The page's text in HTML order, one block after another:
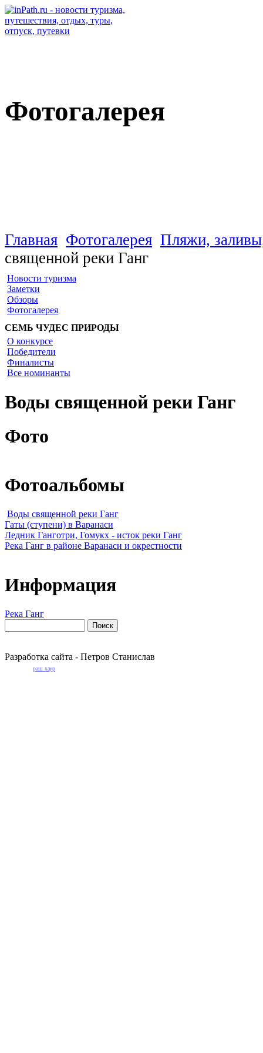
Фотогалерея
Главная Фотогалерея Пляжи,
священной реки Ганг
Новости туризма
Заметки
Обзоры
Фотогалерея
СЕМЬ ЧУДЕС ПРИРОДЫ
О конкурсе
Победители
Финалисты
Все номинанты
Воды священной реки Ганг
Фото
Фотоальбомы
Воды священной реки Ганг
Гаты (ступени) в Варанаси
Ледник Ганготри, Гомукх - исток реки Ганг
Река Ганг в районе Варанаси и окрестности
Информация
Река Ганг
Разработка сайта - Петров Станислав
раш хаур